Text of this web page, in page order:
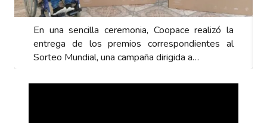
En una sencilla ceremonia, Coopace realizó la
entrega de los premios correspondientes al
Sorteo Mundial, una campaña dirigida a…